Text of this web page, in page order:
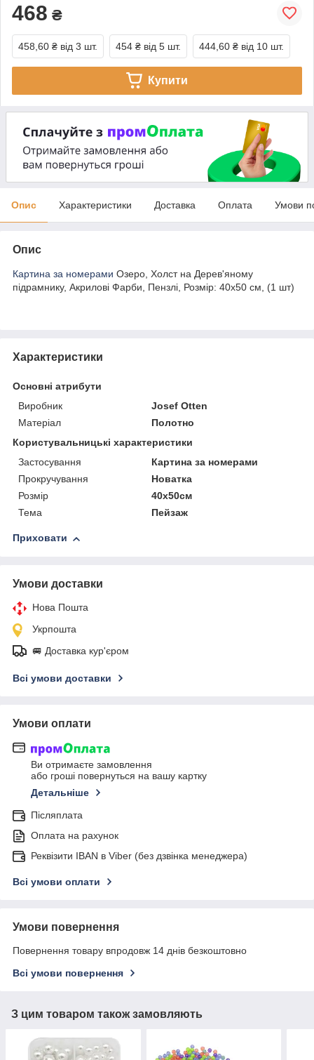
468 ₴
458,60 ₴ від 3 шт. 454 ₴ від 5 шт. 444,60 ₴ від 10 шт.
Купити
Опис Характеристики Доставка Оплата Умови
Опис
Картина за номерами Озеро, Холст на Дерев'яному
підрамнику, Акрилові Фарби, Пензлі, Розмір: 40х50 см, (1 шт)
Характеристики
Основні атрибути
Виробник
Josef Otten
Матеріал
Полотно
Користувальницькі характеристики
Застосування
Картина за номерами
Прокручування
Новатка
Розмір
40х50см
Тема
Пейзаж
Приховати
Умови доставки
Нова Пошта
Укрпошта
🚐 Доставка кур'єром
Всі умови доставки
Умови оплати
Ви отримаєте замовлення
або гроші повернуться на вашу картку
Детальніше
Післяплата
Оплата на рахунок
Реквізити IBAN в Viber (без дзвінка менеджера)
Всі умови оплати
Умови повернення
Повернення товару впродовж 14 днів безкоштовно
Всі умови повернення
З цим товаром також замовляють